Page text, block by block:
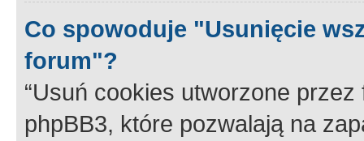
Co spowoduje "Usunięcie
forum"?
“Usuń cookies utworzone
phpBB3, które pozwalają na